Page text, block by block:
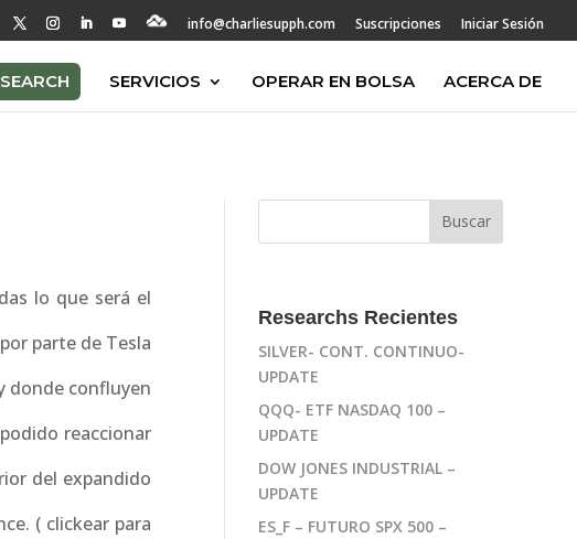
info@charliesupph.com Suscripciones Iniciar Sesión
SERVICIOS OPERAR EN BOLSA ACERCA DE
lo que será el
parte de Tesla
donde confluyen
reaccionar
del expandido
( clickear para
Researchs Recientes
SILVER- CONT. CONTINUO-
UPDATE
QQQ- ETF NASDAQ 100 –
UPDATE
DOW JONES INDUSTRIAL –
UPDATE
ES_F – FUTURO SPX 500 –